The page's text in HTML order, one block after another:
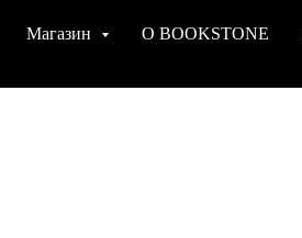
Магазин О BOOKSTONE